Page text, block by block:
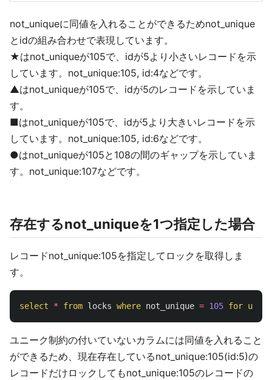
not_uniqueに同値を入れることができるためnot_unique
とidの組み合わせで表現しています。
★はnot_uniqueが105で、idが5より小さいレコードを示
しています。not_unique:105, id:4などです。
▲はnot_uniqueが105で、idが5のレコードを示していま
す。
■はnot_uniqueが105で、idが5より大きいレコードを示
しています。not_unique:105, id:6などです。
●はnot_uniqueが105と108の間のギャップを示していま
す。not_unique:107などです。
存在するnot_uniqueを1つ指定した場合
レコードnot_unique:105を指定してロックを取得しま
す。
select * from locks where not_unique = 105 for
ユニーク制約の付いていないカラムには同値を入れること
ができるため、現在存在しているnot_unique:105(id:5)の
レコードだけロックしてもnot_unique:105のレコードの